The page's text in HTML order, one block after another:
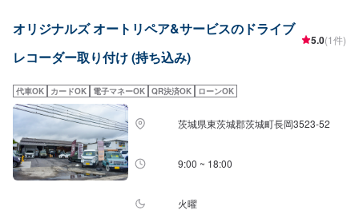
てプランをご提案！>★お安く済ませたい…★お時間があまり取れない…など
のご相談もお気軽にどうぞ！【1】オファーにてお問い合わせ【2】お見積り
【3】お見積りにご納得いただければ作業開始【4】仕上がり次第納車-----納
後する場合がございます。予めご了承ください。-----代車について-----代車を
ご用意しています。お車の作業中は代車をご利用ください。※代車の燃料代は
お客様にご負担いただいております。-----ご来店時の注意、受付方法-----入庫
の際はお気をつけてお越しください。駐車スペースは事務所前の空いている
スペースに駐車してください。受付はスタッフへ「メンテモで予約しまし
た」とお伝えください。ご案内いたします。【定休日・営業時間】定休日：
年中無休（大型連休のみ休み）営業時間：9:00~18:00
オリジナルズ オートリペア&サービスのドライブ
レコーダー取り付け (持ち込み)
5.0(1件)
代車OK カードOK 電子マネーOK QR決済OK ローンOK
茨城県東茨城郡茨城町長岡3523-52
9:00 ~ 18:00
火曜